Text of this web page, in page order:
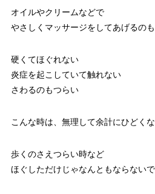
オイルやクリームなどで
やさしくマッサージをしてあげるの
硬くてほぐれない
炎症を起こしていて触れない
さわるのもつらい
こんな時は、無理して余計にひどく
歩くのさえつらい時など
ほぐしただけじゃなんともならない